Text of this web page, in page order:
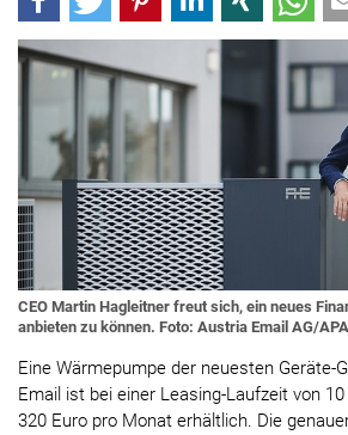
CEO Martin Hagleitner freut sich, ein neues
anbieten zu können. Foto: Austria Email AG/
Eine Wärmepumpe der neuesten Geräte-
Email ist bei einer Leasing-Laufzeit von
320 Euro pro Monat erhältlich. Die